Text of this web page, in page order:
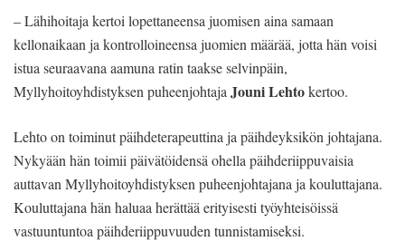
– Lähihoitaja kertoi lopettaneensa juomisen aina samaan
kellonaikaan ja kontrolloineensa juomien määrää, jotta hän voisi
istua seuraavana aamuna ratin taakse selvinpäin,
Myllyhoitoyhdistyksen puheenjohtaja Jouni Lehtokertoo.
Lehto on toiminut päihdeterapeuttina ja päihdeyksikön johtajana.
Nykyään hän toimii päivätöidensä ohella päihderiippuvaisia
auttavan Myllyhoitoyhdistyksen puheenjohtajana ja kouluttajana.
Kouluttajana hän haluaa herättää erityisesti työyhteisöissä
vastuuntuntoa päihderiippuvuuden tunnistamiseksi.